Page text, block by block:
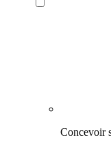
Concevoir